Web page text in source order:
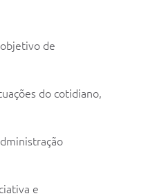
de
do cotidiano,
e